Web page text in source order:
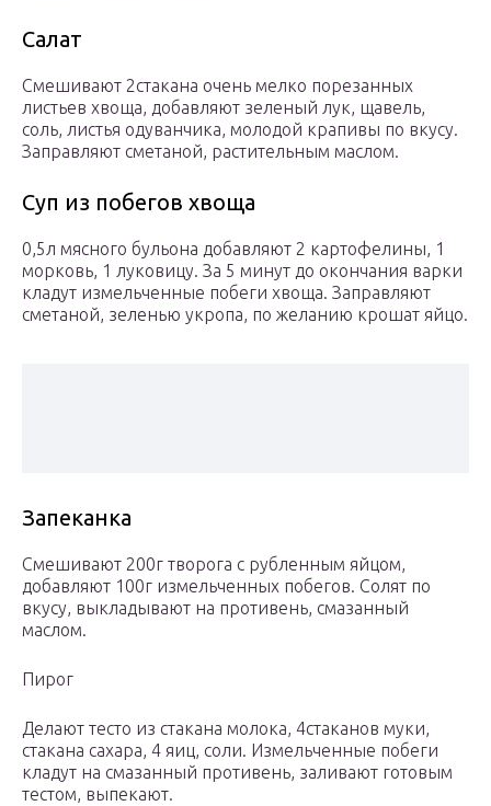
Салат
Смешивают 2стакана очень мелко порезанных
листьев хвоща, добавляют зеленый лук, щавель,
соль, листья одуванчика, молодой крапивы по вкусу.
Заправляют сметаной, растительным маслом.
Суп из побегов хвоща
0,5л мясного бульона добавляют 2 картофелины, 1
морковь, 1 луковицу. За 5 минут до окончания варки
кладут измельченные побеги хвоща. Заправляют
сметаной, зеленью укропа, по желанию крошат яйцо.
Запеканка
Смешивают 200г творога с рубленным яйцом,
добавляют 100г измельченных побегов. Солят по
вкусу, выкладывают на противень, смазанный
маслом.
Пирог
Делают тесто из стакана молока, 4стаканов муки,
стакана сахара, 4 яиц, соли. Измельченные побеги
кладут на смазанный противень, заливают готовым
тестом, выпекают.